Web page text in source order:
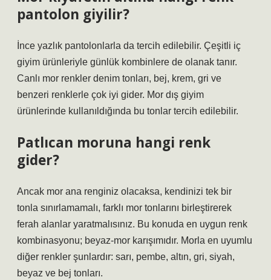
pantolon giyilir?
İnce yazlık pantolonlarla da tercih edilebilir. Çeşitli iç
giyim ürünleriyle günlük kombinlere de olanak tanır.
Canlı mor renkler denim tonları, bej, krem, gri ve
benzeri renklerle çok iyi gider. Mor dış giyim
ürünlerinde kullanıldığında bu tonlar tercih edilebilir.
Patlıcan moruna hangi renk
gider?
Ancak mor ana renginiz olacaksa, kendinizi tek bir
tonla sınırlamamalı, farklı mor tonlarını birleştirerek
ferah alanlar yaratmalısınız. Bu konuda en uygun renk
kombinasyonu; beyaz-mor karışımıdır. Morla en uyumlu
diğer renkler şunlardır: sarı, pembe, altın, gri, siyah,
beyaz ve bej tonları.